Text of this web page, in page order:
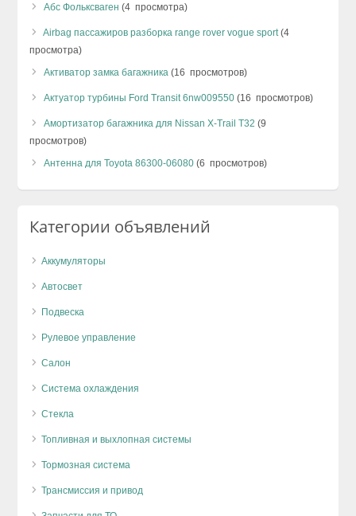
Абс Фольксваген (4 просмотра)
Airbag пассажиров разборка range rover vogue sport (4
просмотра)
Активатор замка багажника (16 просмотров)
Актуатор турбины Ford Transit 6nw009550 (16 просмотров)
Амортизатор багажника для Nissan X-Trail T32 (9
просмотров)
Антенна для Toyota 86300-06080 (6 просмотров)
Категории объявлений
Аккумуляторы
Автосвет
Подвеска
Рулевое управление
Салон
Система охлаждения
Стекла
Топливная и выхлопная системы
Тормозная система
Трансмиссия и привод